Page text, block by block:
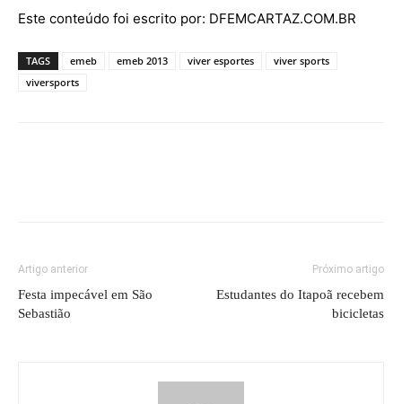
Este conteúdo foi escrito por: DFEMCARTAZ.COM.BR
TAGS emeb emeb 2013 viver esportes
viver sports
viversports
Artigo anterior
Festa impecável em São
Sebastião
Próximo artigo
Estudantes do Itapoã recebem
bicicletas